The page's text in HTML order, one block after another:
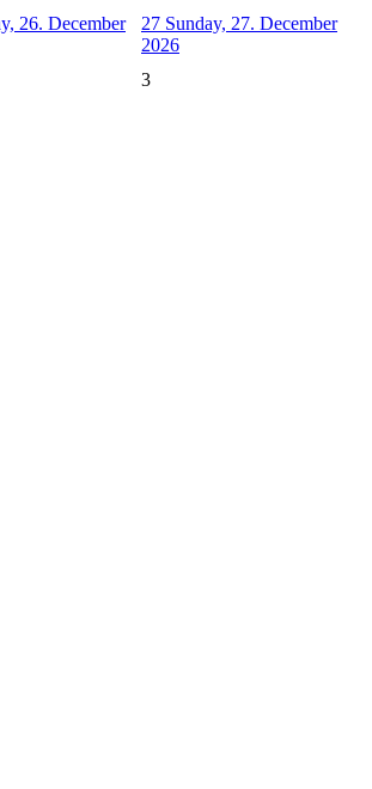
26. December
27 Sunday, 27. December
2026
3